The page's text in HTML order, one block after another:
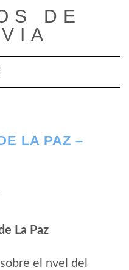
DE
modo de navegación
LA PAZ –
La Paz
el nvel del